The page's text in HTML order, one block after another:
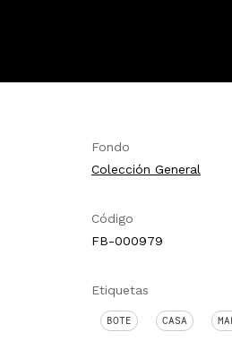
Fondo
Colección General
Código
FB-000979
Etiquetas
BOTE CASA